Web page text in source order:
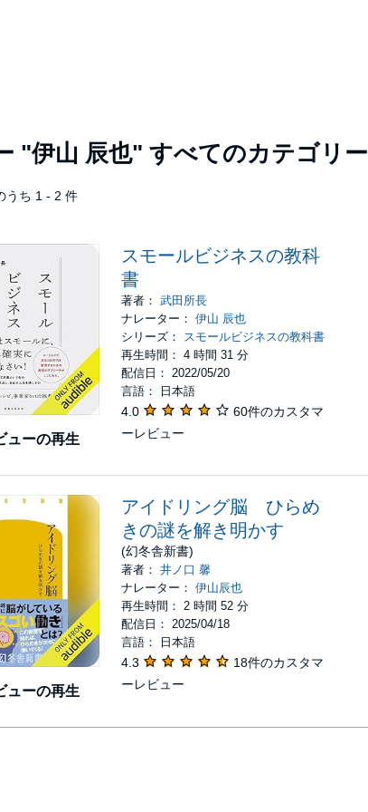
"伊山 辰也" すべてのカテゴリー
うち 1 - 2 件
ューの再生
スモールビジネスの教科
書
著者：武田所長
ナレーター：伊山 辰也
シリーズ： スモールビジネスの教科書
再生時間： 4 時間 31 分
配信日： 2022/05/20
言語： 日本語
4.0
60件のカスタマ
ーレビュー
ューの再生
アイドリング脳 ひらめ
きの謎を解き明かす
(幻冬舎新書)
著者：井ノ口 馨
ナレーター：伊山辰也
再生時間： 2 時間 52 分
配信日： 2025/04/18
言語： 日本語
4.3
18件のカスタマ
ーレビュー